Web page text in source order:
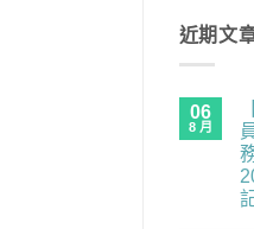
近期文
06
8 月